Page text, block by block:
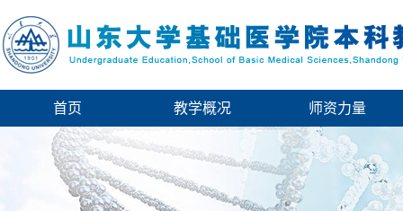
首页 教学概况 师资力量